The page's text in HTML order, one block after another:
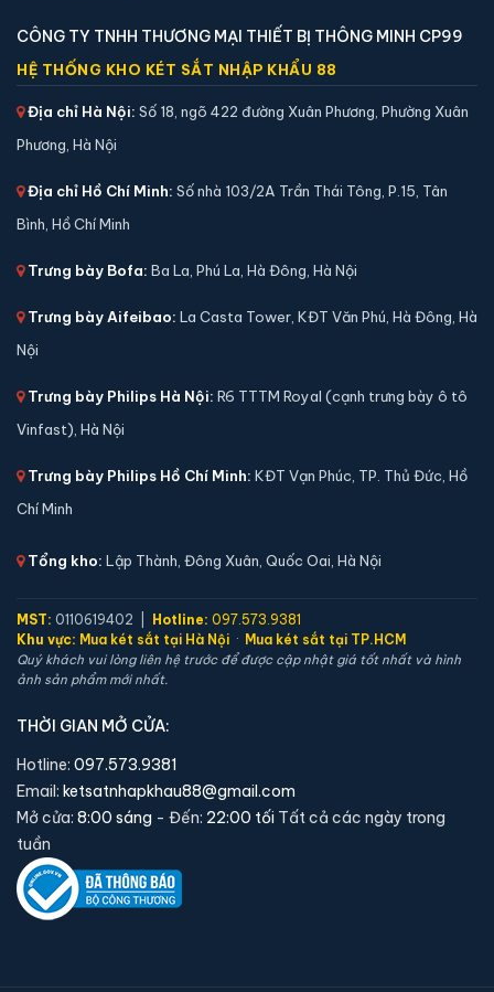
⚖️ Trọng lượng:15 kg
🔒 Khoá:Khóa điện tử
3,600,000 đ
📐 Kích thước:
45 x 40 x 32 cm
🔒 Khoá:Khóa điện tử
🛡️ Bảo hành:36 tháng
4,800,000 đ
Xem chi tiết →
CÔNG TY TNHH THƯƠNG MẠI THIẾT BỊ THÔNG MINH CP99
HỆ THỐNG KHO KÉT SẮT NHẬP KHẨU 88
Địa chỉ Hà Nội: Số 18, ngõ 422 đường Xuân Phương, Phường Xuân
Phương, Hà Nội
Địa chỉ Hồ Chí Minh: Số nhà 103/2A Trần Thái Tông, P.15, Tân
Bình, Hồ Chí Minh
Trưng bày Bofa: Ba La, Phú La, Hà Đông, Hà Nội
Trưng bày Aifeibao: La Casta Tower, KĐT Văn Phú, Hà Đông, Hà
Nội
Trưng bày Philips Hà Nội: R6 TTTM Royal (cạnh trưng bày ô tô
Vinfast), Hà Nội
Trưng bày Philips Hồ Chí Minh: KĐT Vạn Phúc, TP. Thủ Đức, Hồ
Chí Minh
Tổng kho: Lập Thành, Đông Xuân, Quốc Oai, Hà Nội
MST: 0110619402 | Hotline: 097.573.9381
Khu vực: Mua két sắt tại Hà Nội · Mua két sắt tại TP.HCM
Quý khách vui lòng liên hệ trước để được cập nhật giá tốt nhất và hình
ảnh sản phẩm mới nhất.
THỜI GIAN MỞ CỬA:
Hotline: 097.573.9381
Email: ketsatnhapkhau88@gmail.com
Mở cửa: 8:00 sáng - Đến: 22:00 tối Tất cả các ngày trong
tuần